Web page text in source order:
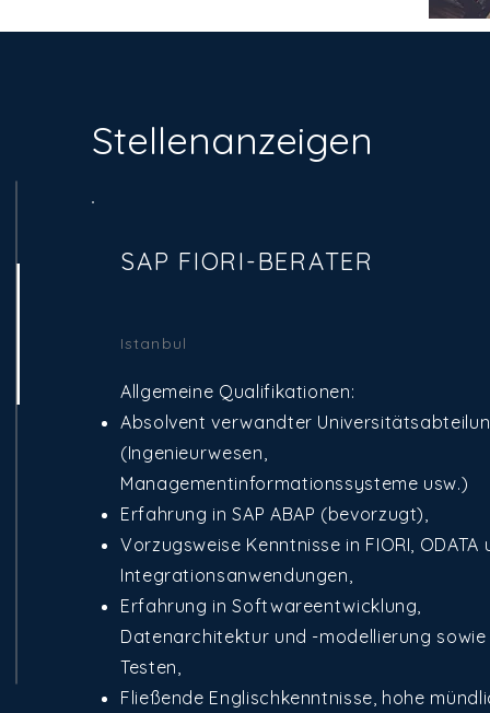
Stellenanzeigen
SAP FIORI-BERATER
Istanbul
Allgemeine Qualifikationen:
Absolvent verwandter
(Ingenieurwesen,
Managementinformationssysteme usw.)
Erfahrung in SAP ABAP (bevorzugt),
Vorzugsweise Kenntnisse in FIORI, ODATA
Integrationsanwendungen,
Erfahrung in Softwareentwicklung,
Datenarchitektur und -modellierung sowie
Testen,
Fließende Englischkenntnisse, hohe